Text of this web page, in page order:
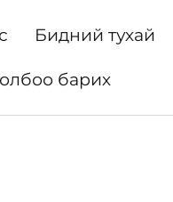
Бидний тухай
барих